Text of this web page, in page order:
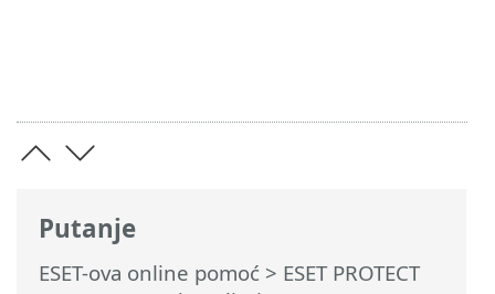
Putanje
ESET-ova online pomoć > ESET PROTECT